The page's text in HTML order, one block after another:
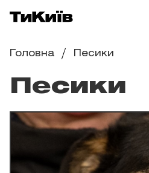
Головна Песики
Песики